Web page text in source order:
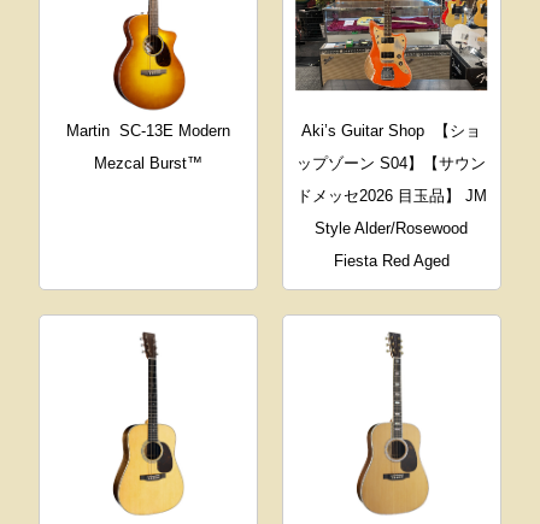
Martin SC-13E Modern
Mezcal Burst™
Aki’s Guitar Shop
【ショ
ップゾーン S04】【サウン
ドメッセ2026 目玉品】 JM
Style Alder/Rosewood
Fiesta Red Aged